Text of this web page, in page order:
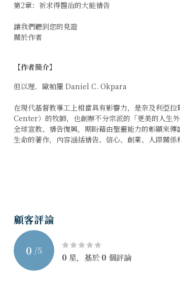
第2章：祈求得醫治的大能禱告
讓我們聽到您的見證
關於作者
【作者簡介】
但以理．歐帕羅 Daniel C. Okpara
在現代基督教事工上相當具有影響力，是奈及利
Center）的牧師，也創辦不分宗派的「更美的人
全球宣教、禱告復興，期盼藉由聖靈能力的彰顯來
生命的著作，內容涵括禱告、信心、創業、人際關係
顧客評論
0 /5
0 星，基於0 個評論